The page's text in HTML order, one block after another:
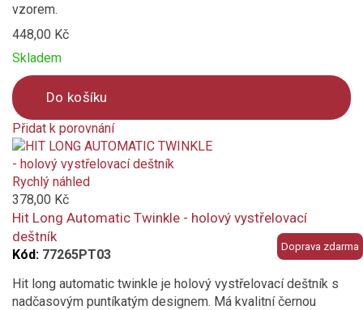
vzorem.
448,00 Kč
Skladem
Do košíku
Přidat k porovnání
Product
is
added
to
compare
Doprava zdarma
Rychlý náhled
378,00 Kč
Hit Long Automatic Twinkle - holový vystřelovací
deštník
Kód: 77265PT03
Hit long automatic twinkle je holový vystřelovací deštník s
nadčasovým puntíkatým designem. Má kvalitní černou